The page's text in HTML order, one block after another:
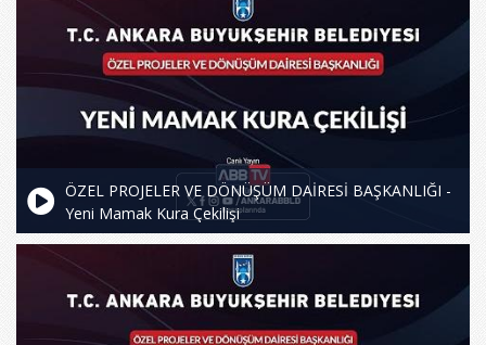
Arsa/Kat Karşılığı İnşaat Yapım İşi
ÖZEL PROJELER VE DÖNÜŞÜM DAİRESİ BAŞKANLIĞI -
Yeni Mamak Kura Çekilişi